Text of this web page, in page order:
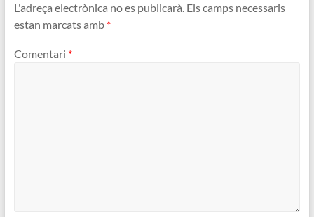
L'adreça electrònica no es publicarà. Els camps necessaris
estan marcats amb *
Comentari *